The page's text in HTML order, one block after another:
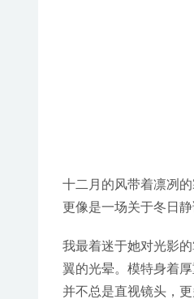
十二月的风带着凛冽
更像是一场关于冬日
我最着迷于她对光影
翼的光晕。模特身着
并不总是直视镜头，